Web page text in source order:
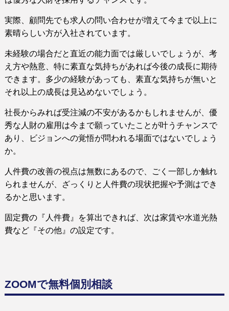
実際、顧問先でも求人の問い合わせが増えて今まで以上に
素晴らしい方が入社されています。
未経験の場合だと直近の能力面では厳しいでしょうが、考
え方や熱意、特に素直な気持ちがあれば今後の成長に期待
できます。 多少の経験があっても、素直な気持ちが無いと
それ以上の成長は見込めないでしょう。
社長からみれば受注減の不安があるかもしれませんが、優
秀な人財の雇用は今まで願っていたことが叶うチャンスで
あり、ビジョンへの覚悟が問われる場面ではないでしょう
か。
人件費の改善の視点は無数にあるので、ごく一部しか触れ
られませんが、ざっくりと人件費の現状把握や予測はでき
るかと思います。
固定費の『人件費』を算出できれば、次は家賃や水道光熱
費など『その他』の設定です。
ZOOMで無料個別相談